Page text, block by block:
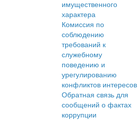
имущественного
характера
Комиссия по
соблюдению
требований к
служебному
поведению и
урегулированию
конфликтов интересов
Обратная связь для
сообщений о фактах
коррупции